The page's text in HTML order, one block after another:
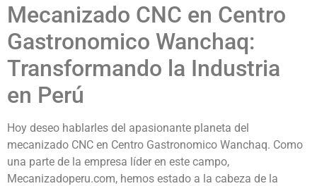
Mecanizado CNC en Centro
Gastronomico Wanchaq:
Transformando la Industria
en Perú
Hoy deseo hablarles del apasionante planeta del
mecanizado CNC en Centro Gastronomico Wanchaq. Como
una parte de la empresa líder en este campo,
Mecanizadoperu.com, hemos estado a la cabeza de la